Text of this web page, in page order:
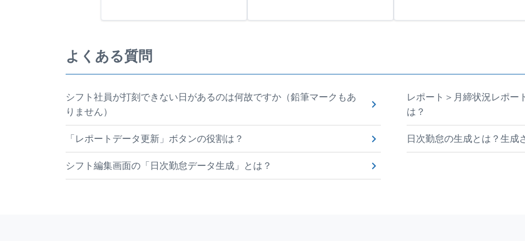
よくある質問
シフト社員が打刻できない日があるのは何故ですか（鉛筆マークもあ
りません）
レポート＞月締状況レポー
は？
「レポートデータ更新」ボタンの役割は？ 日次勤怠の生成とは？生成
シフト編集画面の「日次勤怠データ生成」とは？